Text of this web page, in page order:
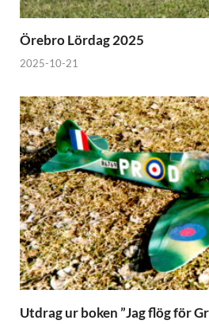
Örebro Lördag 2025
2025-10-21
Utdrag ur boken ”Jag flög för